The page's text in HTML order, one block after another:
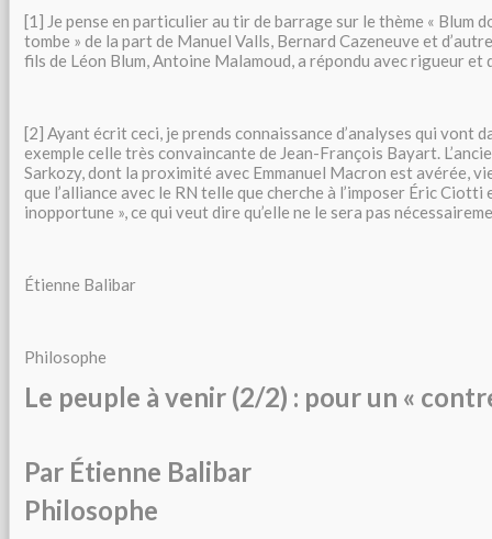
[1] Je pense en particulier au tir de barrage sur le thème « Blum
tombe » de la part de Manuel Valls, Bernard Cazeneuve et
fils de Léon Blum, Antoine Malamoud, a répondu avec rigueur
[2] Ayant écrit ceci, je prends connaissance d’analyses qui vont
exemple celle très convaincante de Jean-François Bayart.
Sarkozy, dont la proximité avec Emmanuel Macron est avérée,
que l’alliance avec le RN telle que cherche à l’imposer Éric Ciotti
inopportune », ce qui veut dire qu’elle ne le sera pas
Étienne Balibar
Philosophe
Le peuple à venir (2/2) : pour un «
Par Étienne Balibar
Philosophe